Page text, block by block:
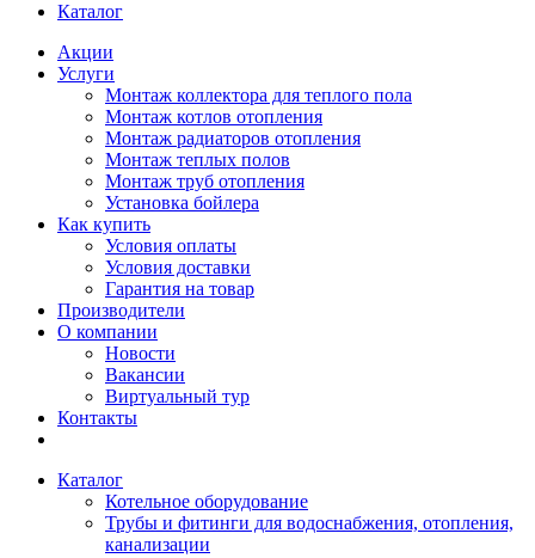
Каталог
Акции
Услуги
Монтаж коллектора для теплого пола
Монтаж котлов отопления
Монтаж радиаторов отопления
Монтаж теплых полов
Монтаж труб отопления
Установка бойлера
Как купить
Условия оплаты
Условия доставки
Гарантия на товар
Производители
О компании
Новости
Вакансии
Виртуальный тур
Контакты
Каталог
Котельное оборудование
Трубы и фитинги для водоснабжения, отопления,
канализации